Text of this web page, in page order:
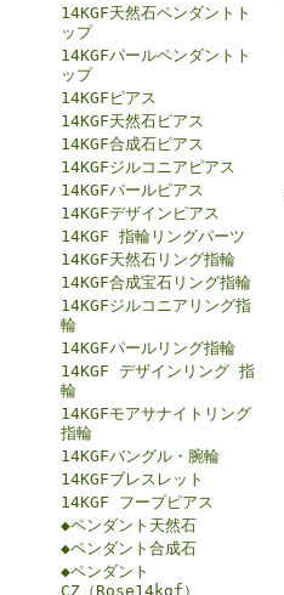
14KGF天然石ペンダントト
ップ
14KGFパールペンダントト
ップ
14KGFピアス
14KGF天然石ピアス
14KGF合成石ピアス
14KGFジルコニアピアス
14KGFパールピアス
14KGFデザインピアス
14KGF 指輪リングパーツ
14KGF天然石リング指輪
14KGF合成宝石リング指輪
14KGFジルコニアリング指
輪
14KGFパールリング指輪
14KGF デザインリング 指
輪
14KGFモアサナイトリング
指輪
14KGFバングル・腕輪
14KGFブレスレット
14KGF フープピアス
◆ペンダント天然石
◆ペンダント合成石
◆ペンダント
CZ（Rose14kgf）